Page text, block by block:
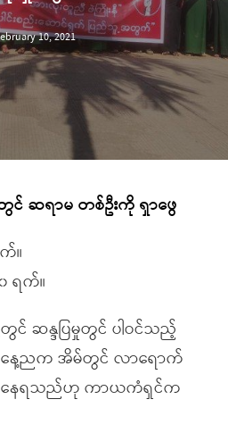
10, 2021
းတွင် ဆရာမ တစ်ဦးကို ရှာဖွေ
။
၀ ရက်။
င် ဆန္ဒပြမှုတွင် ပါဝင်သည့်
နေ့ညက အိမ်တွင် လာရောက်
င်နေရသည်ဟု ကာယကံရှင်က